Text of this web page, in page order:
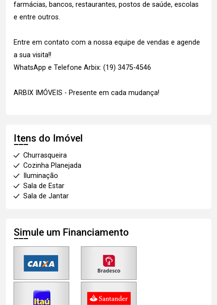
farmácias, bancos, restaurantes, postos de saúde, escolas
e entre outros.
Entre em contato com a nossa equipe de vendas e agende
a sua visita!!
WhatsApp e Telefone Arbix: (19) 3475-4546
ARBIX IMÓVEIS - Presente em cada mudança!
Itens do Imóvel
Churrasqueira
Cozinha Planejada
Iluminação
Sala de Estar
Sala de Jantar
Simule um Financiamento